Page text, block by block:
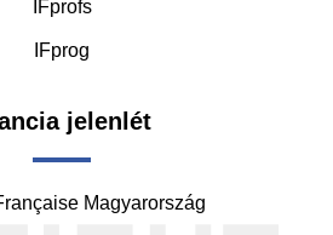
IFprofs
IFprog
jelenlét
Magyarország